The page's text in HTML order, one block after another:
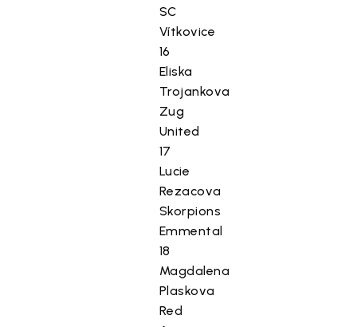
SC
Vítkovice
16
Eliska
Trojankova
Zug
United
17
Lucie
Rezacova
Skorpions
Emmental
18
Magdalena
Plaskova
Red
T
ä
m
i